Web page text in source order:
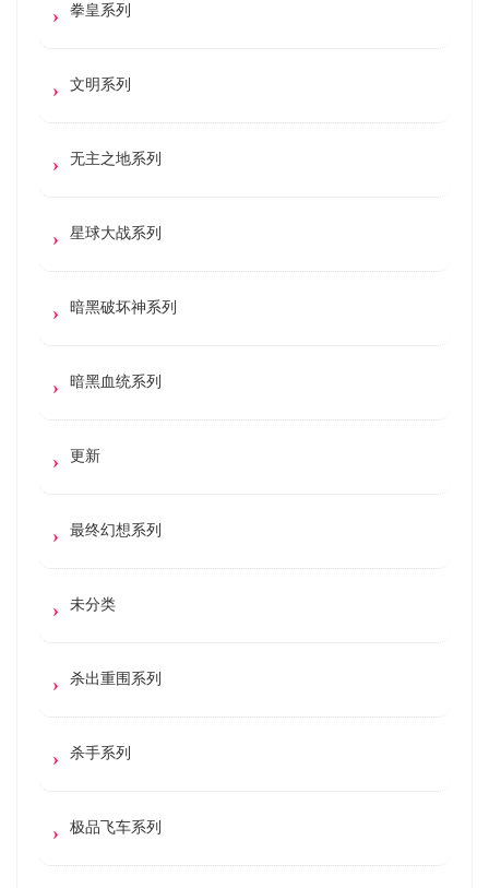
拳皇系列
文明系列
无主之地系列
星球大战系列
暗黑破坏神系列
暗黑血统系列
更新
最终幻想系列
未分类
杀出重围系列
杀手系列
极品飞车系列